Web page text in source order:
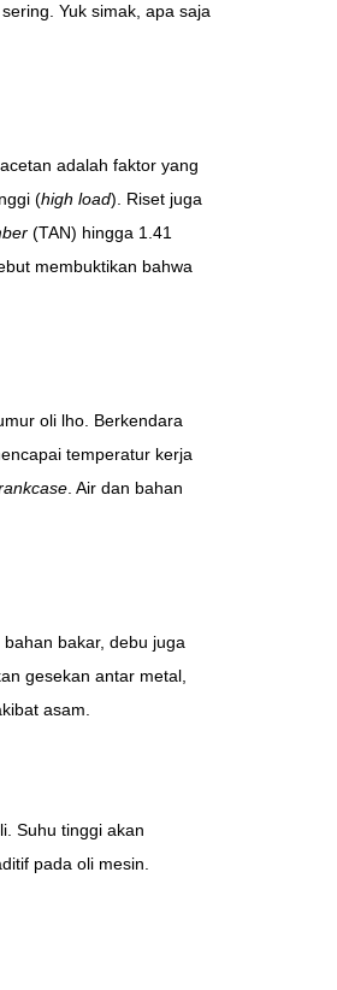
Yuk simak, apa saja
adalah faktor yang
(high load). Riset juga
(TAN) hingga 1.41
membuktikan bahwa
oli lho. Berkendara
temperatur kerja
. Air dan bahan
bakar, debu juga
gesekan antar metal,
asam.
Suhu tinggi akan
pada oli mesin.